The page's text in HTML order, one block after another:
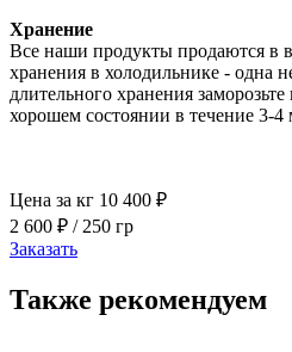
Хранение
Все наши продукты продаются в
хранения в холодильнике - одна
длительного хранения
хорошем состоянии в течение 3-4
Цена за кг 10 400 ₽
2 600 ₽ / 250 гр
Заказать
Также рекомендуем